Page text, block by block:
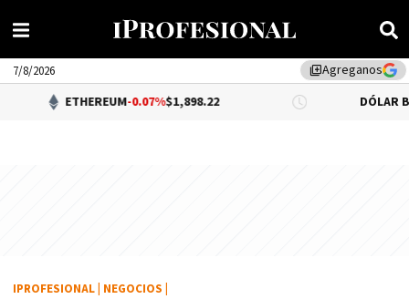
library_addAgreganos
7/8/2026
-0.07%$1,898.22 DÓLAR BNA $1,520.00
IPROFESIONAL NEGOCIOS